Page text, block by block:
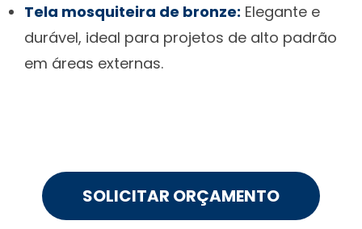
Tela mosquiteira de bronze: Elegante e
durável, ideal para projetos de alto padrão
em áreas externas.
SOLICITAR ORÇAMENTO